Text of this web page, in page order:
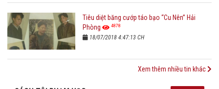
Tiêu diệt băng cướp táo bạo “Cu Nên” Hải
Phòng
4878
18/07/2018 4:47:13 CH
Xem thêm nhiều tin khác